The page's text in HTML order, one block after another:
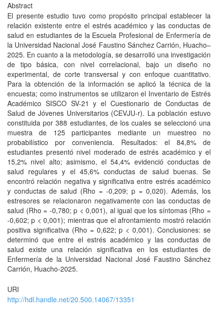
Abstract
El presente estudio tuvo como propósito principal establecer la
relación existente entre el estrés académico y las conductas de
salud en estudiantes de la Escuela Profesional de Enfermería de
la Universidad Nacional José Faustino Sánchez Carrión, Huacho–
2025. En cuanto a la metodología, se desarrolló una investigación
de tipo básica, con nivel correlacional, bajo un diseño no
experimental, de corte transversal y con enfoque cuantitativo.
Para la obtención de la información se aplicó la técnica de la
encuesta; como instrumentos se utilizaron el Inventario de Estrés
Académico SISCO SV-21 y el Cuestionario de Conductas de
Salud de Jóvenes Universitarios (CEVJU-r). La población estuvo
constituida por 388 estudiantes, de los cuales se seleccionó una
muestra de 125 participantes mediante un muestreo no
probabilístico por conveniencia. Resultados: el 84,8% de
estudiantes presentó nivel moderado de estrés académico y el
15,2% nivel alto; asimismo, el 54,4% evidenció conductas de
salud regulares y el 45,6% conductas de salud buenas. Se
encontró relación negativa y significativa entre estrés académico
y conductas de salud (Rho = -0,209; p = 0,020). Además, los
estresores se relacionaron negativamente con las conductas de
salud (Rho = -0,780; p < 0,001), al igual que los síntomas (Rho =
-0,602; p < 0,001); mientras que el afrontamiento mostró relación
positiva significativa (Rho = 0,622; p < 0,001). Conclusiones: se
determinó que entre el estrés académico y las conductas de
salud existe una relación significativa en los estudiantes de
Enfermería de la Universidad Nacional José Faustino Sánchez
Carrión, Huacho-2025.
URI
http://hdl.handle.net/20.500.14067/13351